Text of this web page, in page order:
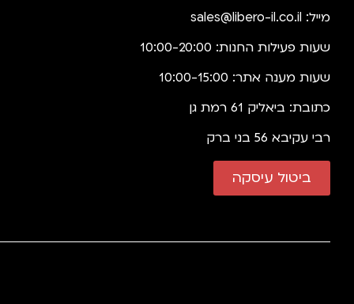
מייל: sales@libero-il.co.il
שעות פעילות החנות: 10:00-20:00
שעות מענה אתר: 10:00-15:00
כתובת: ביאליק 61 רמת גן
רבי עקיבא 56 בני ברק
ביטול עיסקה